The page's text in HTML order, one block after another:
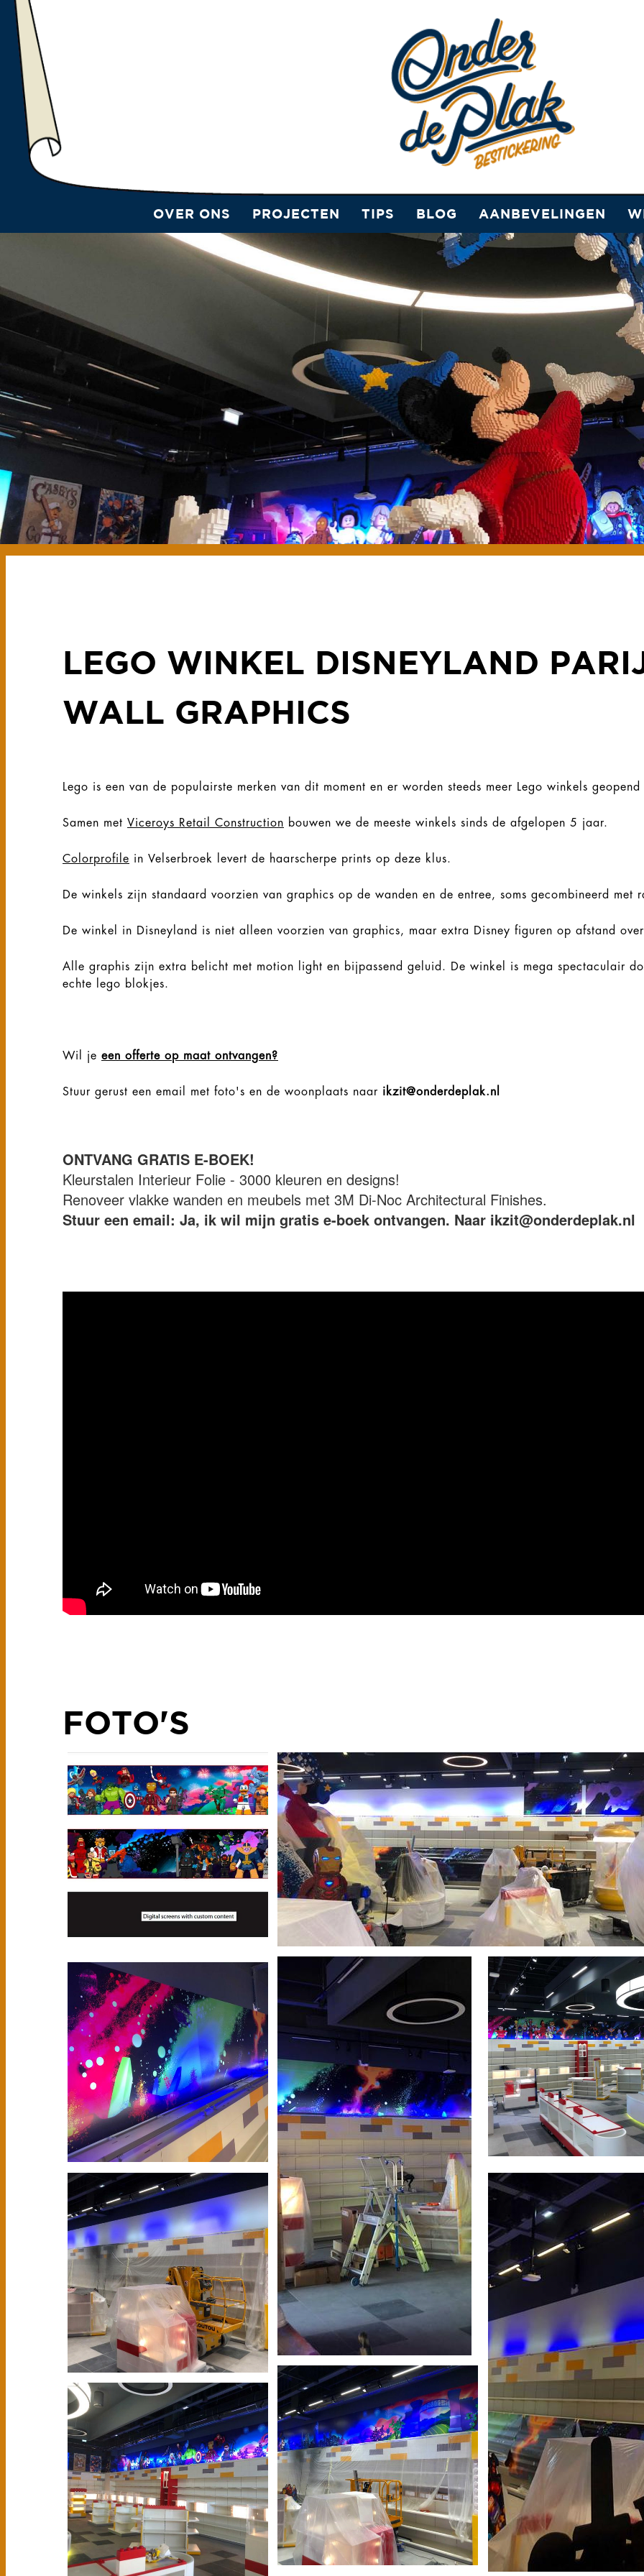
OVER ONS PROJECTEN TIPS BLOG AANBEVELINGEN
LEGO WINKEL DISNEYLAND
WALL GRAPHICS
Lego is een van de populairste merken van dit moment en er worden steeds meer Lego winkels
Samen met Viceroys Retail Construction bouwen we de meeste winkels sinds de afgelopen 5 jaar.
Colorprofile in Velserbroek levert de haarscherpe prints op deze klus.
De winkels zijn standaard voorzien van graphics op de wanden en de entree, soms gecombineerd
De winkel in Disneyland is niet alleen voorzien van graphics, maar extra Disney figuren op afstand
Alle graphis zijn extra belicht met motion light en bijpassend geluid. De winkel is mega spectaculair
echte lego blokjes.
Wil je een offerte op maat ontvangen?
Stuur gerust een email met foto's en de woonplaats naar ikzit@onderdeplak.nl
ONTVANG GRATIS E-BOEK!
Kleurstalen Interieur Folie - 3000 kleuren en designs!
Renoveer vlakke wanden en meubels met 3M Di-Noc Architectural Finishes.
Stuur een email: Ja, ik wil mijn gratis e-boek ontvangen. Naar ikzit@onderdeplak.nl
FOTO'S